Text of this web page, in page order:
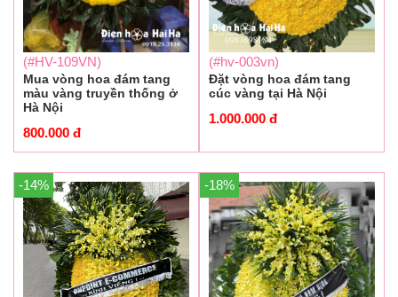
(#HV-109VN)
Mua vòng hoa đám tang
màu vàng truyền thống ở
Hà Nội
800.000 đ
(#hv-003vn)
Đặt vòng hoa đám tang
cúc vàng tại Hà Nội
1.000.000 đ
-14% -18%